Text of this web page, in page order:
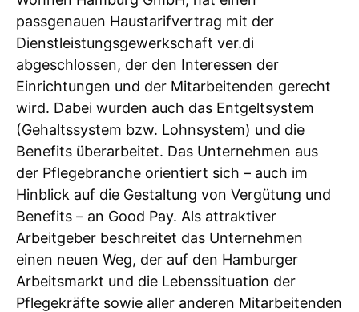
passgenauen Haustarifvertrag mit der
Dienstleistungsgewerkschaft ver.di
abgeschlossen, der den Interessen der
Einrichtungen und der Mitarbeitenden gerecht
wird. Dabei wurden auch das Entgeltsystem
(Gehaltssystem bzw. Lohnsystem) und die
Benefits überarbeitet. Das Unternehmen aus
der Pflegebranche orientiert sich – auch im
Hinblick auf die Gestaltung von Vergütung und
Benefits – an Good Pay. Als attraktiver
Arbeitgeber beschreitet das Unternehmen
einen neuen Weg, der auf den Hamburger
Arbeitsmarkt und die Lebenssituation der
Pflegekräfte sowie aller anderen Mitarbeitenden